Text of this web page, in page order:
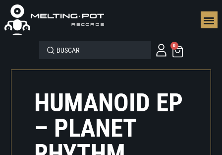
0
HUMANOID EP
– PLANET